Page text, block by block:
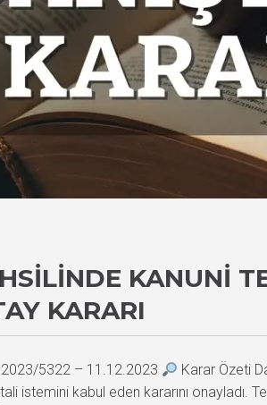
KANUNI
KARARI
5322 – 11.12.2023
Karar Özeti
istemini kabul eden kararını onayladı.